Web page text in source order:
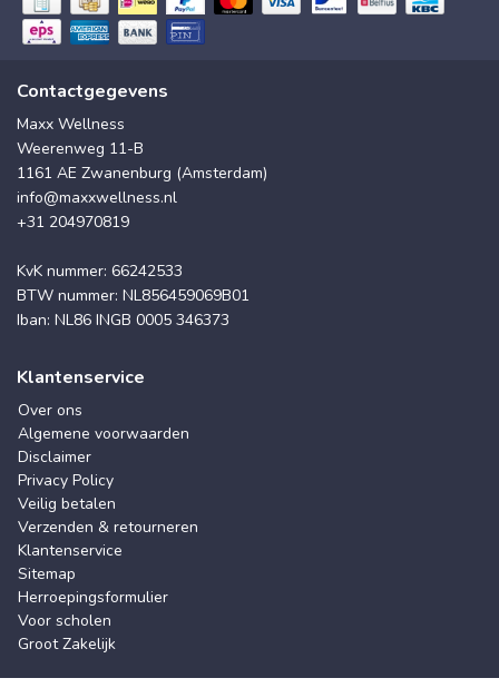
Contactgegevens
Maxx Wellness
Weerenweg 11-B
1161 AE Zwanenburg (Amsterdam)
info@maxxwellness.nl
+31 204970819
KvK nummer: 66242533
BTW nummer: NL856459069B01
Iban: NL86 INGB 0005 346373
Klantenservice
Over ons
Algemene voorwaarden
Disclaimer
Privacy Policy
Veilig betalen
Verzenden & retourneren
Klantenservice
Sitemap
Herroepingsformulier
Voor scholen
Groot Zakelijk